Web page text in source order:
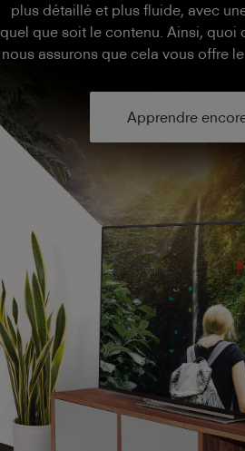
plus détaillé et plus fluide, avec
quel que soit le contenu. Ainsi, quoi
nous assurons que cela vous offre
Apprendre